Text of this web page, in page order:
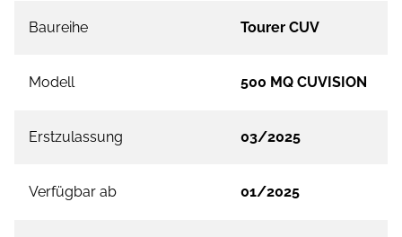
Baureihe Tourer CUV
Modell 500 MQ CUVISION
Erstzulassung 03/2025
Verfügbar ab 01/2025